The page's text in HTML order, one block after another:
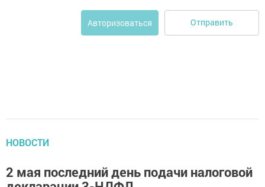
Авторизоваться Отправить
НОВОСТИ
2 мая последний день подачи налоговой